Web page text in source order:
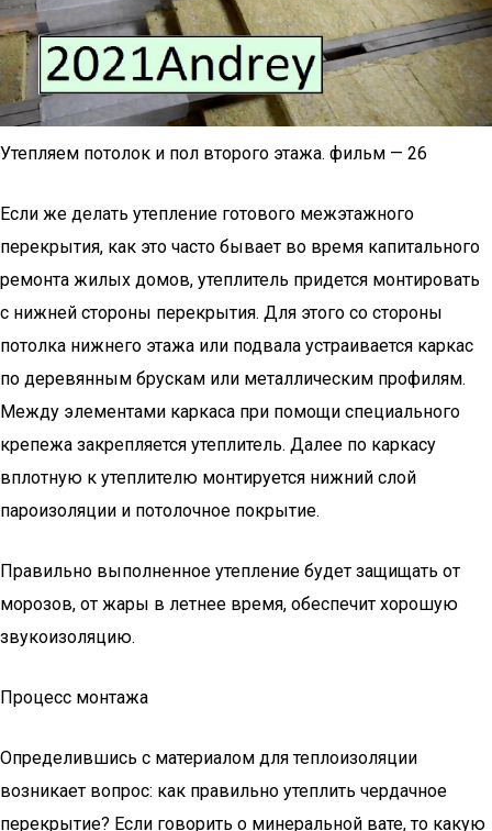
Утепляем потолок и пол второго этажа. фильм — 26
Если же делать утепление готового межэтажного
перекрытия, как это часто бывает во время капитального
ремонта жилых домов, утеплитель придется монтировать
с нижней стороны перекрытия. Для этого со стороны
потолка нижнего этажа или подвала устраивается каркас
по деревянным брускам или металлическим профилям.
Между элементами каркаса при помощи специального
крепежа закрепляется утеплитель. Далее по каркасу
вплотную к утеплителю монтируется нижний слой
пароизоляции и потолочное покрытие.
Правильно выполненное утепление будет защищать от
морозов, от жары в летнее время, обеспечит хорошую
звукоизоляцию.
Процесс монтажа
Определившись с материалом для теплоизоляции
возникает вопрос: как правильно утеплить чердачное
перекрытие? Если говорить о минеральной вате, то какую